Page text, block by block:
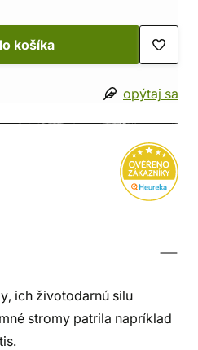
košíka
opýtaj sa
ich životodarnú silu
stromy patrila napríklad